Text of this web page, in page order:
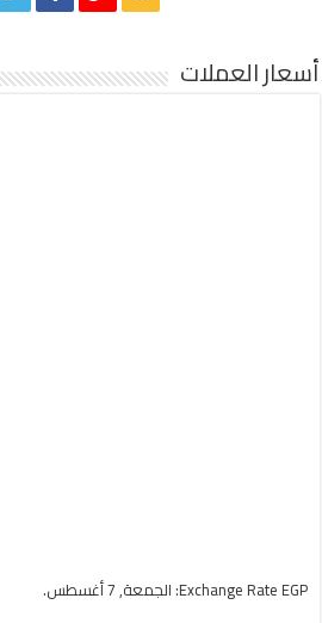
أسعار العملات
Exchange Rate EGP : الجمعة, 7 أغسطس.